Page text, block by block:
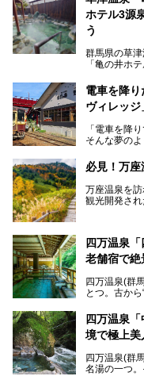
ホテル3源
う
群馬県の草
「亀の井ホ
ロビーや客
ッフェも人
温泉にある
今回はそん
───
提供元：ア
この記事は
電車を降
ヴィレッジ
「電車を降
そんな夢の
日帰り温泉
２つのエリ
今回は、そ
魅力に焦点
必見！万
万座温泉を
観光開発さ
も多いかも
そこで筆者
しみ方や周
また、日帰
すめの入浴
四万温泉
老舗宿で絶
四万温泉(群
とつ。古か
「四万やま
り入浴も可
肌湯をはじ
四万温泉
境で極上美
四万温泉(群
名湯の一つ。